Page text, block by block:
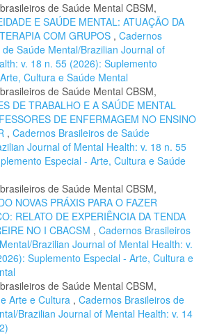
de Saúde Mental CBSM,
E SAÚDE MENTAL: ATUAÇÃO DA
COM GRUPOS , Cadernos
de Saúde Mental/Brazilian Journal of
v. 18 n. 55 (2026): Suplemento
Cultura e Saúde Mental
de Saúde Mental CBSM,
DE TRABALHO E A SAÚDE MENTAL
DE ENFERMAGEM NO ENSINO
, Cadernos Brasileiros de Saúde
Journal of Mental Health: v. 18 n. 55
Especial - Arte, Cultura e Saúde
de Saúde Mental CBSM,
NOVAS PRÁXIS PARA O FAZER
RELATO DE EXPERIÊNCIA DA TENDA
NO I CBACSM , Cadernos Brasileiros
Brazilian Journal of Mental Health: v.
Suplemento Especial - Arte, Cultura e
de Saúde Mental CBSM,
Arte e Cultura , Cadernos Brasileiros de
Brazilian Journal of Mental Health: v. 14